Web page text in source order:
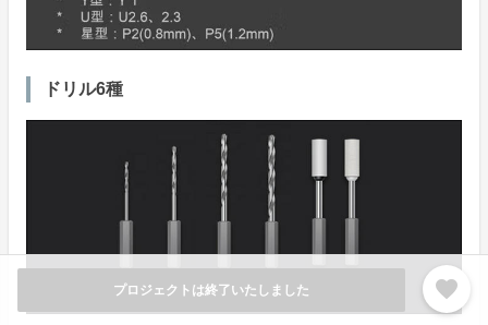
プロジェクトは終了いたしました favorite
ドリル6種